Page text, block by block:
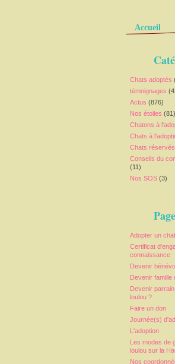
Pages
Accueil
Chats adoptés
témoignages
Actus (876)
Nos étoiles (81)
Chatons à
Chats à
Chats réservés
Conseils du
(11)
Nos SOS (3)
Adopter un
Certificat
connaissance
Devenir
Devenir famille
Devenir
loulou ?
Faire un don
Journée(s)
L'adoption
Les modes de
loulou sur la
Nos